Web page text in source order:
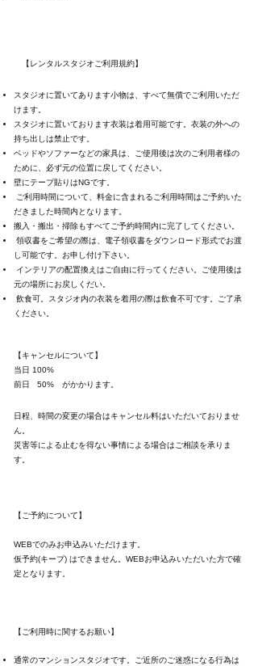
【レンタルスタジオご利用規約】
スタジオに置いてあります小物は、すべて無償でご利用いただ
けます。
スタジオに置いております衣装は着用可能です。衣装の外への
持ち出しは禁止です。
ベッドやソファーなどの家具は、ご使用後は次のご利用者様の
ために、必ず元の位置に戻してください。
壁にテープ貼りはNGです。
ご利用時間について、料金に含まれるご利用時間はご予約いた
だきました時間内となります。
搬入・搬出・掃除もすべてご予約時間内に完了してください。
領収書をご希望の際は、電子領収書をダウンロード形式でお渡
し可能です。お申し付け下さい。
インテリアの配置換えはご自由に行ってください。ご使用後は
元の場所にお戻しくだい。
飲食可。スタジオ内の衣装を着用の際は飲食不可です。ご了承
ください。
【キャンセルについて】
当日 100%
前日 50% がかかります。
日程、時間の変更の場合はキャンセル料はいただいておりませ
ん。
災害等による止むを得ない事情による場合はご相談を承りま
す。
【ご予約について】
WEBでのみお申込みいただけます。
仮予約(キープ) はできません。WEBお申込みいただいた方で確
定となります。
【ご利用時に関するお願い】
通常のマンションスタジオです。ご近所のご迷惑になる行為は